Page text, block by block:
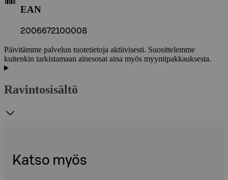
EAN
2006672100008
Päivitämme palvelun tuotetietoja aktiivisesti. Suosittelemme
kuitenkin tarkistamaan ainesosat aina myös myyntipakkauksesta.
Ravintosisältö
Katso myös